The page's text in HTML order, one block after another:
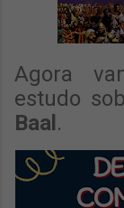
Agora
estudo
Baal.